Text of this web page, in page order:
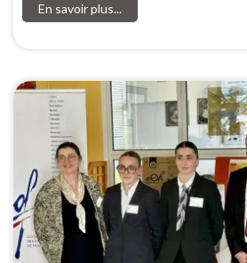
En savoir plus...